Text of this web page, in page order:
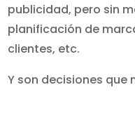
publicidad, pero sin
planificación de
clientes, etc.
Y son decisiones que